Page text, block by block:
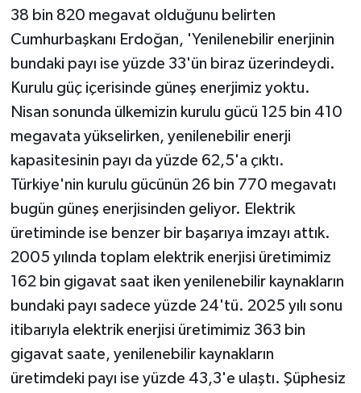
38 bin 820 megavat olduğunu belirten
Cumhurbaşkanı Erdoğan, 'Yenilenebilir enerjinin
bundaki payı ise yüzde 33'ün biraz üzerindeydi.
Kurulu güç içerisinde güneş enerjimiz yoktu.
Nisan sonunda ülkemizin kurulu gücü 125 bin 410
megavata yükselirken, yenilenebilir enerji
kapasitesinin payı da yüzde 62,5'a çıktı.
Türkiye'nin kurulu gücünün 26 bin 770 megavatı
bugün güneş enerjisinden geliyor. Elektrik
üretiminde ise benzer bir başarıya imzayı attık.
2005 yılında toplam elektrik enerjisi üretimimiz
162 bin gigavat saat iken yenilenebilir kaynakların
bundaki payı sadece yüzde 24'tü. 2025 yılı sonu
itibarıyla elektrik enerjisi üretimimiz 363 bin
gigavat saate, yenilenebilir kaynakların
üretimdeki payı ise yüzde 43,3'e ulaştı. Şüphesiz